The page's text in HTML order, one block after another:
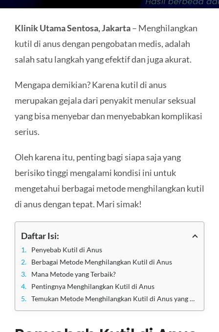
Klinik Utama Sentosa, Jakarta– Menghilangkan
kutil di anus dengan pengobatan medis, adalah
salah satu langkah yang efektif dan juga akurat.
Mengapa demikian? Karena kutil di anus
merupakan gejala dari penyakit menular seksual
yang bisa menyebar dan menyebabkan komplikasi
serius.
Oleh karena itu, penting bagi siapa saja yang
berisiko tinggi mengalami kondisi ini untuk
mengetahui berbagai metode menghilangkan kutil
di anus dengan tepat. Mari simak!
Daftar Isi:
Penyebab Kutil di Anus
Berbagai Metode Menghilangkan Kutil di Anus
Mana Metode yang Terbaik?
Pentingnya Menghilangkan Kutil di Anus
Temukan Metode Menghilangkan Kutil di Anus yang Efektif di Klinik Utama Sentosa